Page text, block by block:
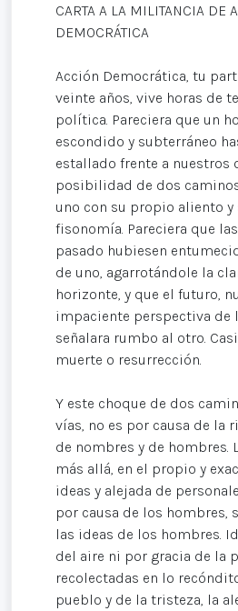
CARTA A LA MILITANCIA DE
DEMOCRÁTICA
Acción Democrática, tu
veinte años, vive horas de
política. Pareciera que un
escondido y subterráneo
estallado frente a nuestros
posibilidad de dos
uno con su propio aliento y
fisonomía. Pareciera que
pasado hubiesen
de uno, agarrotándole la
horizonte, y que el futuro,
impaciente perspectiva de
señalara rumbo al otro.
muerte o resurrección.
Y este choque de dos
vías, no es por causa de la
de nombres y de hombres.
más allá, en el propio y
ideas y alejada de
por causa de los hombres,
las ideas de los hombres.
del aire ni por gracia de la
recolectadas en lo
pueblo y de la tristeza, la